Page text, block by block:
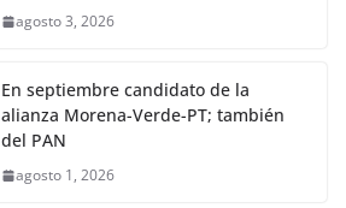
agosto 3, 2026
En septiembre candidato de la
alianza Morena-Verde-PT; también
del PAN
agosto 1, 2026